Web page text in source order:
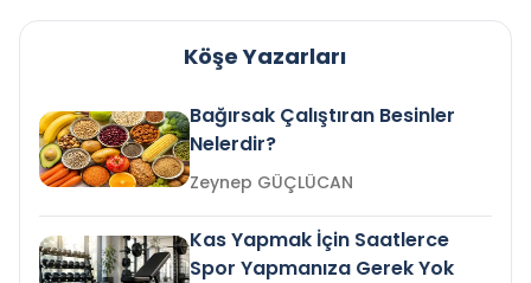
Köşe Yazarları
Bağırsak Çalıştıran Besinler
Nelerdir?
Zeynep GÜÇLÜCAN
Kas Yapmak İçin Saatlerce
Spor Yapmanıza Gerek Yok